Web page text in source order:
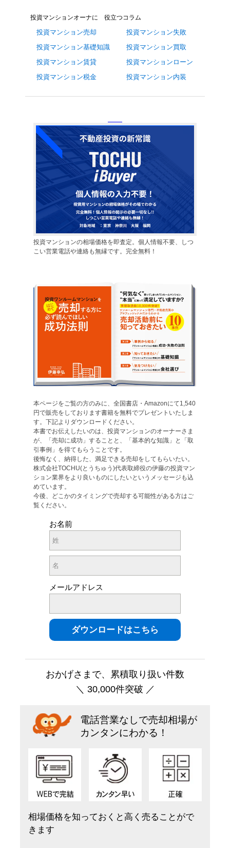
投資マンションオーナに 役立つコラム
投資マンション売却
投資マンション基礎知識
投資マンション賃貸
投資マンション税金
投資マンション失敗
投資マンション買取
投資マンションローン
投資マンション内装
投資マンションの相場価格を即査定。個人情報不要、しつ
こい営業電話や連絡も無縁です。完全無料！
本ページをご覧の方のみに、全国書店・Amazonにて1,540
円で販売をしております書籍を無料でプレゼントいたしま
す。下記よりダウンロードください。
本書でお伝えしたいのは、投資マンションのオーナーさま
が、「売却に成功」することと、「基本的な知識」と「取
引事例」を得てもらうことです。
後悔なく、納得した、満足できる売却をしてもらいたい。
株式会社TOCHU(とうちゅう)代表取締役の伊藤の投資マン
ション業界をより良いものにしたいというメッセージも込
めています。
今後、どこかのタイミングで売却する可能性がある方はご
覧ください。
お名前
メールアドレス
おかげさまで、累積取り扱い件数
＼ 30,000件突破 ／
電話営業なしで売却相場が
カンタンにわかる！
相場価格を知っておくと高く売ることがで
きます